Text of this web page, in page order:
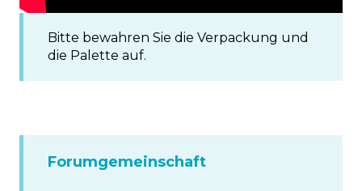
Bitte bewahren Sie die Verpackung und
die Palette auf.
Forumgemeinschaft